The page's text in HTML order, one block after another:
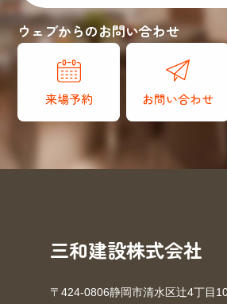
ウェブからのお問い合わせ
来場予約 お問い合わせ
三和建設株式会社
〒424-0806静岡市清水区辻4丁目